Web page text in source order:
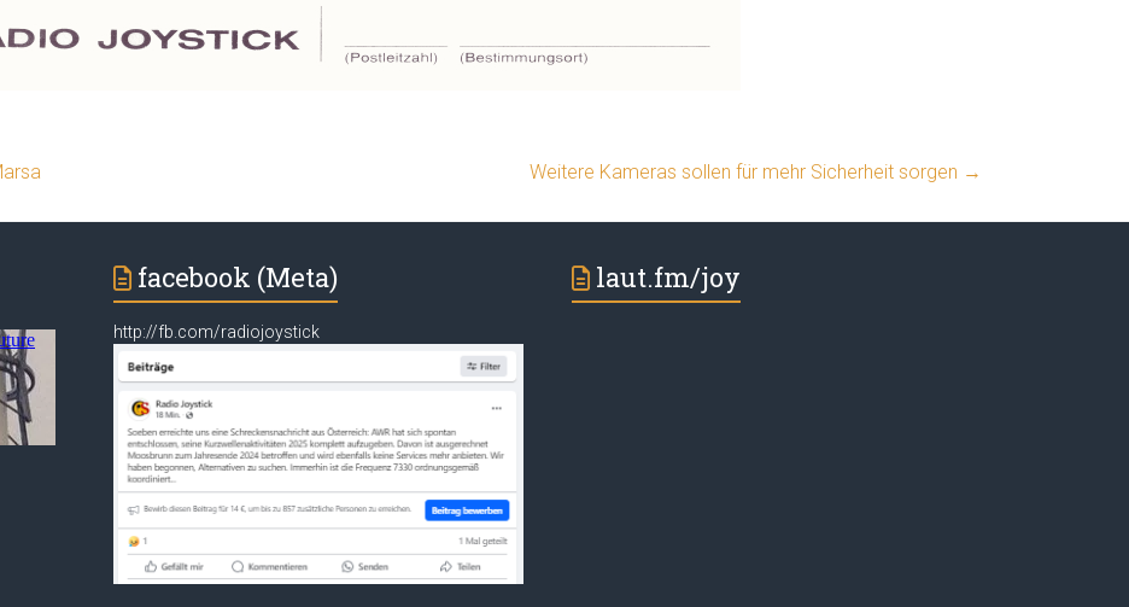
Weitere Kameras sollen für mehr Sicherheit sorgen →
facebook (Meta)
http://fb.com/radiojoystick
laut.fm/joy